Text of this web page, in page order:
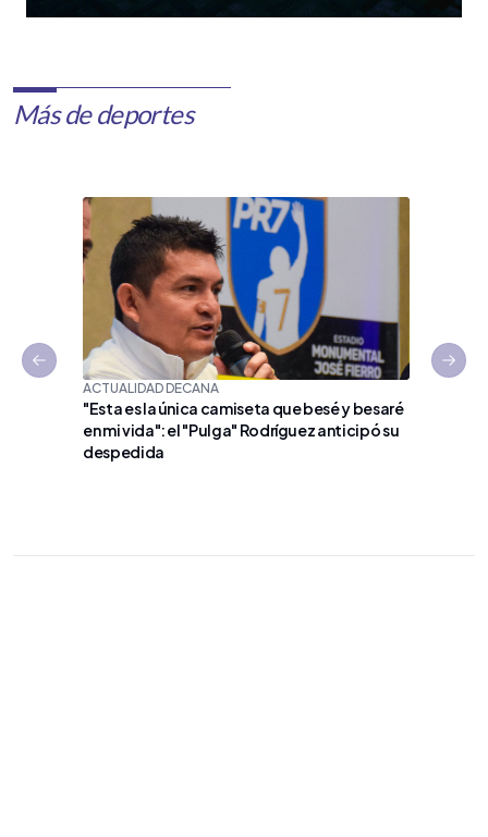
Más de deportes
ACTUALIDAD DECANA
"Esta es la única camiseta que besé y besaré
en mi vida": el "Pulga" Rodríguez anticipó su
despedida
Previous slide Next